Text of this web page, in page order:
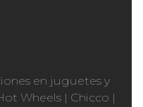
en juguetes y
Wheels | Chicco |